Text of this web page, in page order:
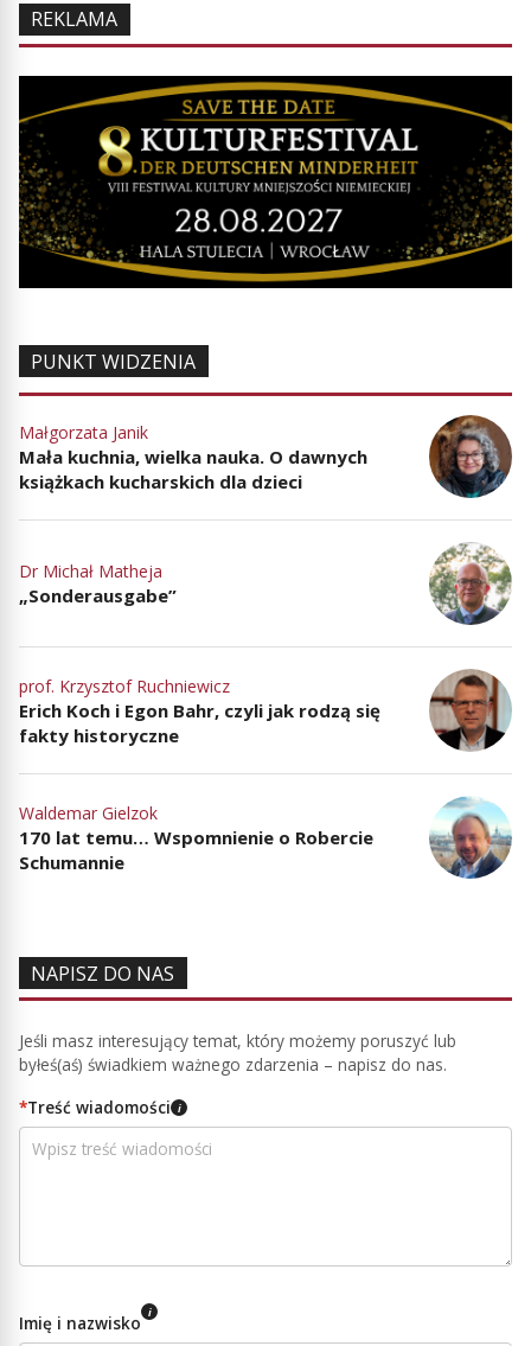
REKLAMA
PUNKT WIDZENIA
Małgorzata Janik
Mała kuchnia, wielka nauka. O dawnych
książkach kucharskich dla dzieci
Dr Michał Matheja
„Sonderausgabe”
prof. Krzysztof Ruchniewicz
Erich Koch i Egon Bahr, czyli jak rodzą się
fakty historyczne
Waldemar Gielzok
170 lat temu… Wspomnienie o Robercie
Schumannie
NAPISZ DO NAS
Jeśli masz interesujący temat, który możemy poruszyć lub
byłeś(aś) świadkiem ważnego zdarzenia – napisz do nas.
*Treść wiadomości i
Imię i nazwisko i